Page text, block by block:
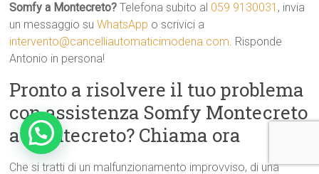
Somfy a Montecreto? Telefona subito al 059 9130031 , invia
un messaggio suWhatsApp o scrivici a
intervento@cancelliautomaticimodena.com. Risponde
Antonio in persona!
Pronto a risolvere il tuo problema
con assistenza Somfy Montecreto
a Montecreto? Chiama ora
Che si tratti di un malfunzionamento improvviso, di una